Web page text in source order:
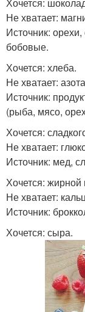
Не хватает:
Источник:
бобовые.
Хочется: хлеба.
Не хватает:
Источник:
(рыба, мясо,
Хочется:
Не хватает:
Источник: мед,
Хочется:
Не хватает:
Источник:
Хочется: сыра.